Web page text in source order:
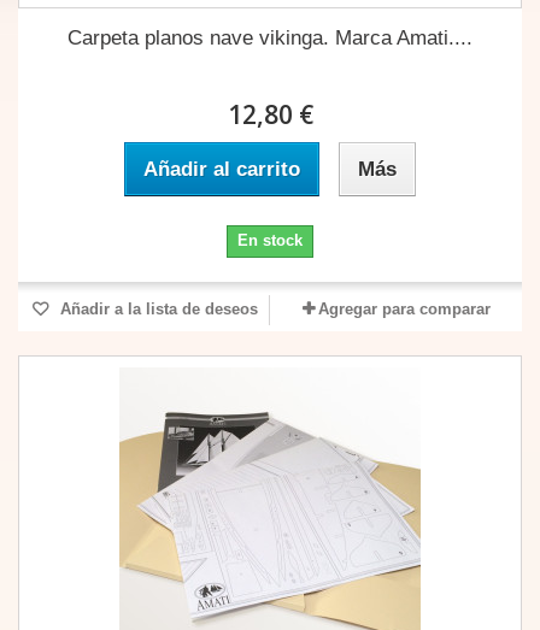
Carpeta planos nave vikinga. Marca Amati....
12,80 €
Añadir al carrito Más
En stock
Añadir a la lista de deseos Agregar para comparar